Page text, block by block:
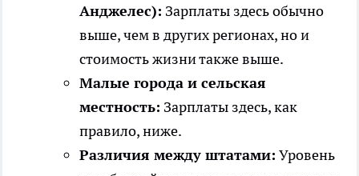
Анджелес): Зарплаты здесь обычно
выше, чем в других регионах, но и
стоимость жизни также выше.
Малые города и сельская
местность: Зарплаты здесь, как
правило, ниже.
Различия между штатами: Уровень